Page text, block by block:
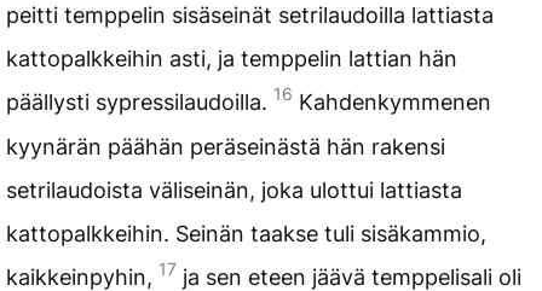
peitti temppelin sisäseinät setrilaudoilla lattiasta
kattopalkkeihin asti, ja temppelin lattian hän
päällysti sypressilaudoilla. 16 Kahdenkymmenen
kyynärän päähän peräseinästä hän rakensi
setrilaudoista väliseinän, joka ulottui lattiasta
kattopalkkeihin. Seinän taakse tuli sisäkammio,
kaikkeinpyhin, 17 ja sen eteen jäävä temppelisali oli